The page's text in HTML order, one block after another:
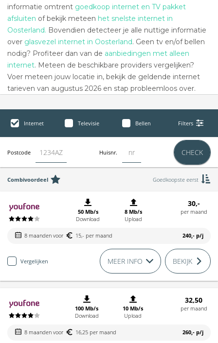
informatie omtrent goedkoop internet en TV pakket
afsluiten of bekijk meteen het snelste internet in
Oosterland. Bovendien detecteer je alle nuttige informatie
over glasvezel internet in Oosterland. Geen tv en/of bellen
nodig? Profiteer dan van de aanbiedingen met alleen
internet. Meteen de beschikbare providers vergelijken?
Voer meteen jouw locatie in, bekijk de geldende internet
tarieven van augustus 2026 en stap probleemloos over.
Internet Televisie Bellen Filters
Postcode Huisnr. CHECK
Combivoordeel Goedkoopste eerst
50 Mb/s
Download
8 Mb/s
Upload
30,-
per maand
8 maanden voor 15,- per maand 240,- p/j
Vergelijken MEER INFO BEKIJK
100 Mb/s
Download
10 Mb/s
Upload
32,50
per maand
8 maanden voor 16,25 per maand 260,- p/j